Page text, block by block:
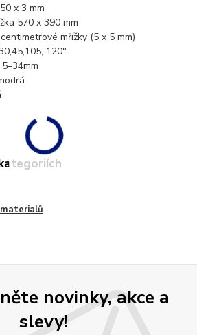
x 3 mm
570 x 390 mm
mřížky (5 x 5 mm)
120°.
novinky, akce a
slevy!